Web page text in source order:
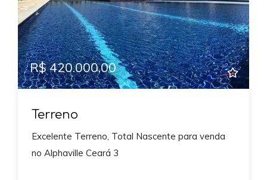
R$ 420.000,00
Terreno
Excelente Terreno, Total Nascente para venda
no Alphaville Ceará 3